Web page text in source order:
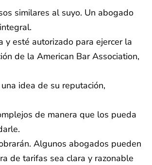
similares al suyo. Un abogado
esté autorizado para ejercer la
de la American Bar Association,
idea de su reputación,
de manera que los pueda
Algunos abogados pueden
de tarifas sea clara y razonable